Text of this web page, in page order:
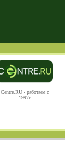
Centre.RU - работаем с
1997г